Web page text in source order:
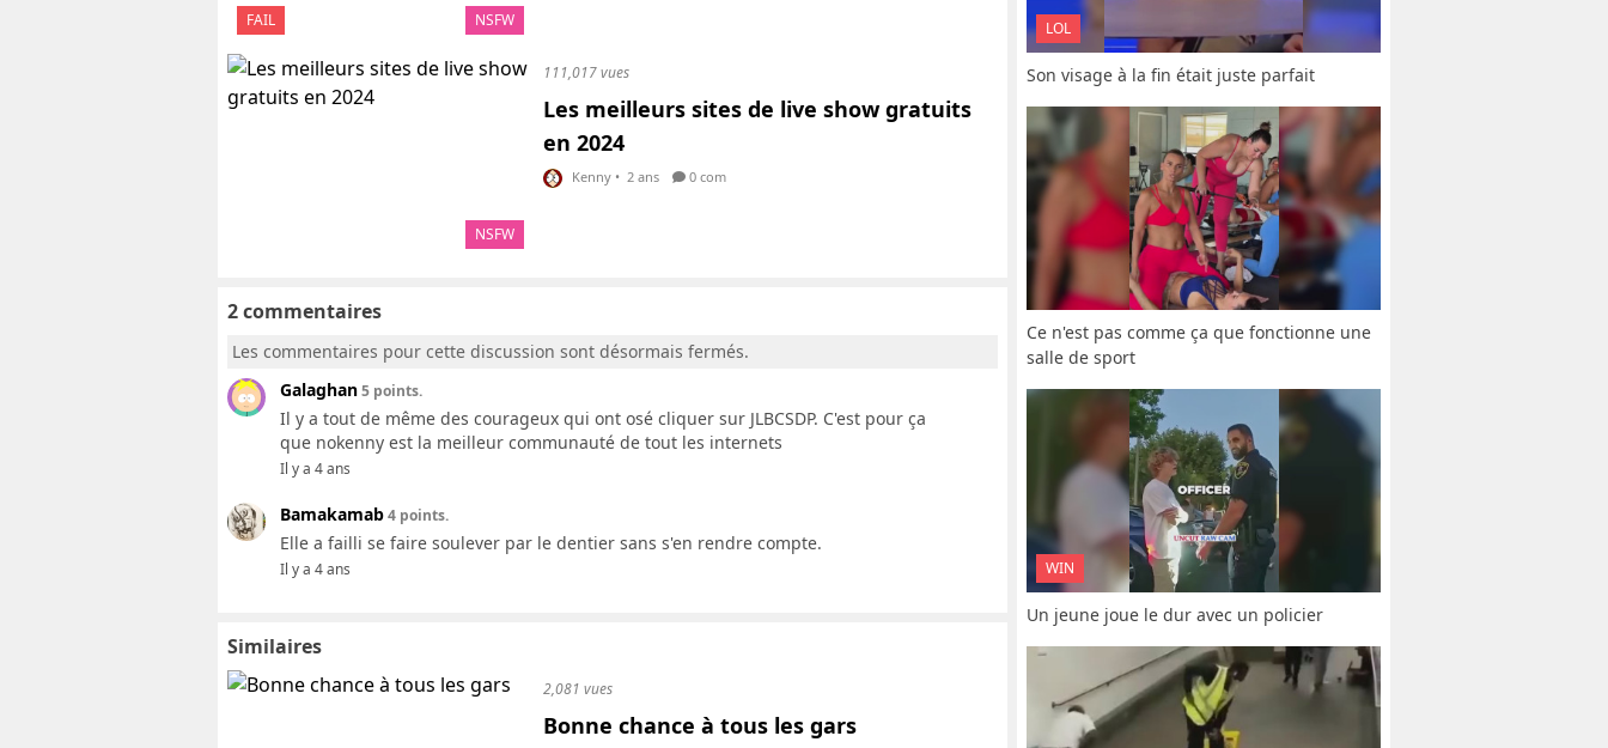
FAIL NSFW
NSFW
111,017 vues
Les meilleurs sites de live show gratuits
en 2024
Kenny • 2 ans 0 com
2 commentaires
Les commentaires pour cette discussion sont désormais fermés.
Galaghan5 points.
Il y a tout de même des courageux qui ont osé cliquer sur JLBCSDP. C'est pour ça
que nokenny est la meilleur communauté de tout les internets
Il y a 4 ans
Bamakamab4 points.
Elle a failli se faire soulever par le dentier sans s'en rendre compte.
Il y a 4 ans
Similaires
2,081 vues
Bonne chance à tous les gars
LOL
Son visage à la fin était juste parfait
Ce n'est pas comme ça que fonctionne une
salle de sport
WIN
Un jeune joue le dur avec un policier